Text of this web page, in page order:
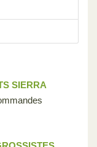
SIERRA